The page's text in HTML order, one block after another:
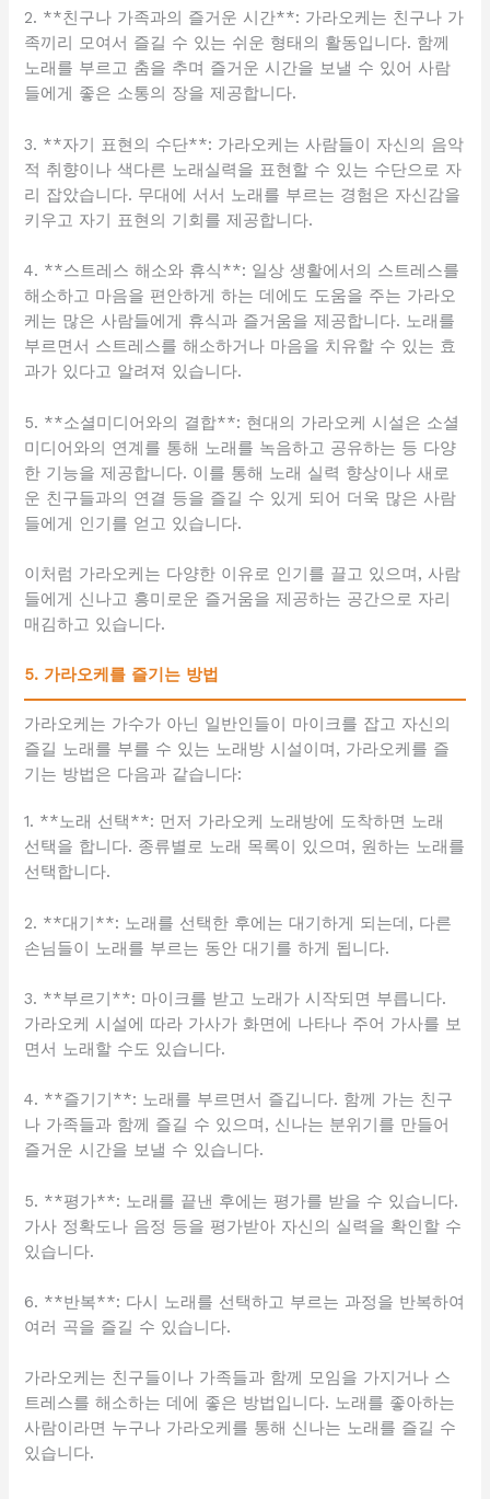
2. **친구나 가족과의 즐거운 시간**: 가라오케는 친구나 가
족끼리 모여서 즐길 수 있는 쉬운 형태의 활동입니다. 함께
노래를 부르고 춤을 추며 즐거운 시간을 보낼 수 있어 사람
들에게 좋은 소통의 장을 제공합니다.
3. **자기 표현의 수단**: 가라오케는 사람들이 자신의 음악
적 취향이나 색다른 노래실력을 표현할 수 있는 수단으로 자
리 잡았습니다. 무대에 서서 노래를 부르는 경험은 자신감을
키우고 자기 표현의 기회를 제공합니다.
4. **스트레스 해소와 휴식**: 일상 생활에서의 스트레스를
해소하고 마음을 편안하게 하는 데에도 도움을 주는 가라오
케는 많은 사람들에게 휴식과 즐거움을 제공합니다. 노래를
부르면서 스트레스를 해소하거나 마음을 치유할 수 있는 효
과가 있다고 알려져 있습니다.
5. **소셜미디어와의 결합**: 현대의 가라오케 시설은 소셜
미디어와의 연계를 통해 노래를 녹음하고 공유하는 등 다양
한 기능을 제공합니다. 이를 통해 노래 실력 향상이나 새로
운 친구들과의 연결 등을 즐길 수 있게 되어 더욱 많은 사람
들에게 인기를 얻고 있습니다.
이처럼 가라오케는 다양한 이유로 인기를 끌고 있으며, 사람
들에게 신나고 흥미로운 즐거움을 제공하는 공간으로 자리
매김하고 있습니다.
5. 가라오케를 즐기는 방법
가라오케는 가수가 아닌 일반인들이 마이크를 잡고 자신의
즐길 노래를 부를 수 있는 노래방 시설이며, 가라오케를 즐
기는 방법은 다음과 같습니다:
1. **노래 선택**: 먼저 가라오케 노래방에 도착하면 노래
선택을 합니다. 종류별로 노래 목록이 있으며, 원하는 노래를
선택합니다.
2. **대기**: 노래를 선택한 후에는 대기하게 되는데, 다른
손님들이 노래를 부르는 동안 대기를 하게 됩니다.
3. **부르기**: 마이크를 받고 노래가 시작되면 부릅니다.
가라오케 시설에 따라 가사가 화면에 나타나 주어 가사를 보
면서 노래할 수도 있습니다.
4. **즐기기**: 노래를 부르면서 즐깁니다. 함께 가는 친구
나 가족들과 함께 즐길 수 있으며, 신나는 분위기를 만들어
즐거운 시간을 보낼 수 있습니다.
5. **평가**: 노래를 끝낸 후에는 평가를 받을 수 있습니다.
가사 정확도나 음정 등을 평가받아 자신의 실력을 확인할 수
있습니다.
6. **반복**: 다시 노래를 선택하고 부르는 과정을 반복하여
여러 곡을 즐길 수 있습니다.
가라오케는 친구들이나 가족들과 함께 모임을 가지거나 스
트레스를 해소하는 데에 좋은 방법입니다. 노래를 좋아하는
사람이라면 누구나 가라오케를 통해 신나는 노래를 즐길 수
있습니다.